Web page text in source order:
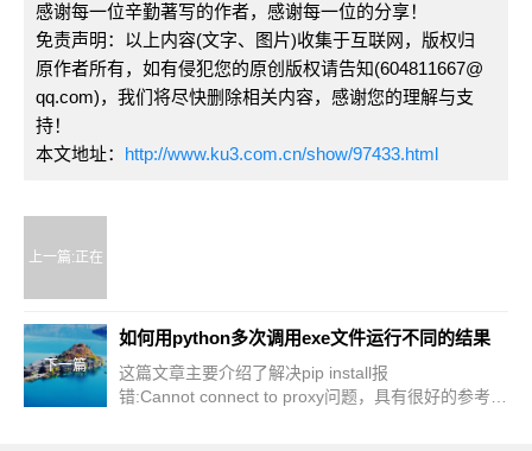
感谢每一位辛勤著写的作者，感谢每一位的分享！
免责声明：以上内容(文字、图片)收集于互联网，版权归
原作者所有，如有侵犯您的原创版权请告知(604811667@
qq.com)，我们将尽快删除相关内容，感谢您的理解与支
持！
本文地址： http://www.ku3.com.cn/show/97433.html
上一篇:正在
更新
下一篇
如何用python多次调用exe文件运行不同的结果
这篇文章主要介绍了解决pip install报
错:Cannot connect to proxy问题，具有很好的参考价